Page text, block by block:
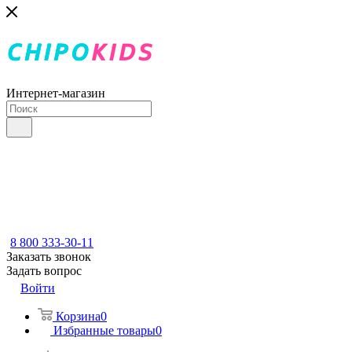
Интернет-магазин
8 800 333-30-11
Заказать звонок
Задать вопрос
Войти
Корзина0
Избранные товары0